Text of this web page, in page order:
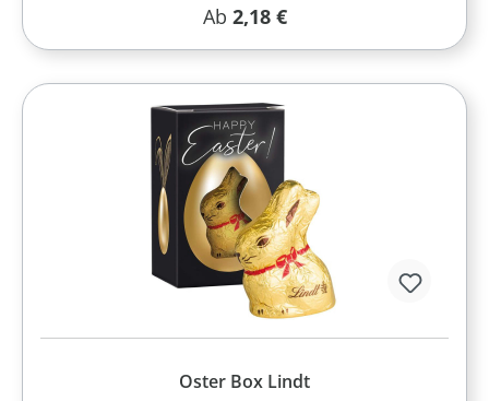
Regulärer Preis:
Ab 2,18 €
Oster Box Lindt